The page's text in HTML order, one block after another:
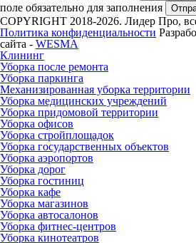
поле обязательно для заполнения
COPYRIGHT 2018-2026. Лидер Про,
Политика конфиденциальности
сайта - WESMA
Клининг
Уборка после ремонта
Уборка паркинга
Механизированная уборка территории
Уборка медицинских учреждений
Уборка придомовой территории
Уборка офисов
Уборка стройплощадок
Уборка государственных объектов
Уборка аэропортов
Уборка дорог
Уборка гостиниц
Уборка кафе
Уборка магазинов
Уборка автосалонов
Уборка фитнес-центров
Уборка кинотеатров